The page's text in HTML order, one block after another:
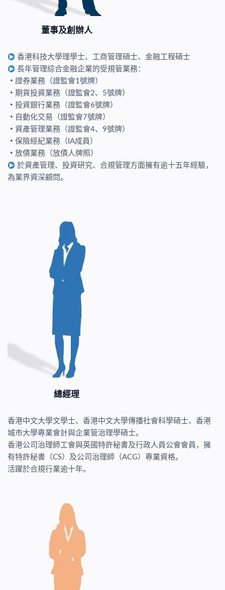
董事及創辦人
香港科技大學理學士、工商管理碩士、金融工程碩士
長年管理綜合金融企業的受規管業務：
・ 證券業務（證監會1號牌）
・ 期貨投資業務（證監會2、5號牌）
・ 投資銀行業務（證監會6號牌）
・ 自動化交易（證監會7號牌）
・ 資產管理業務（證監會4、9號牌）
・ 保險經紀業務（IA成員）
・ 放債業務（放債人牌照）
於資產管理、投資研究、合規管理方面擁有逾十五年經驗，
為業界資深顧問。
總經理
香港中文大學文學士、香港中文大學傳播社會科學碩士、香港
城市大學專業會計與企業管治理學碩士。
香港公司治理師工會與英國特許秘書及行政人員公會會員，擁
有特許秘書（CS）及公司治理師（ACG）專業資格。
活躍於合規行業逾十年。